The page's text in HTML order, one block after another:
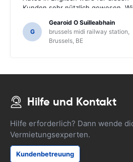
Kunden sehr nützlich gewesen.
zur Führung fragen und nur dafür
hätten wir die Funktionen des SAT
nicht herausgefunden.
G
Gearoid O Suilleabhain
brussels midi railway station,
Brussels, BE
Hilfe und Kontakt
Hilfe erforderlich? Dann wende
Vermietungsexperten.
Kundenbetreuung